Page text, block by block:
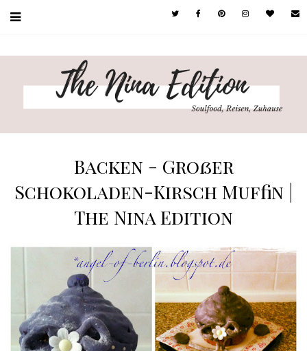
Backen - Großer
Schokoladen-Kirsch Muffin |
The Nina Edition